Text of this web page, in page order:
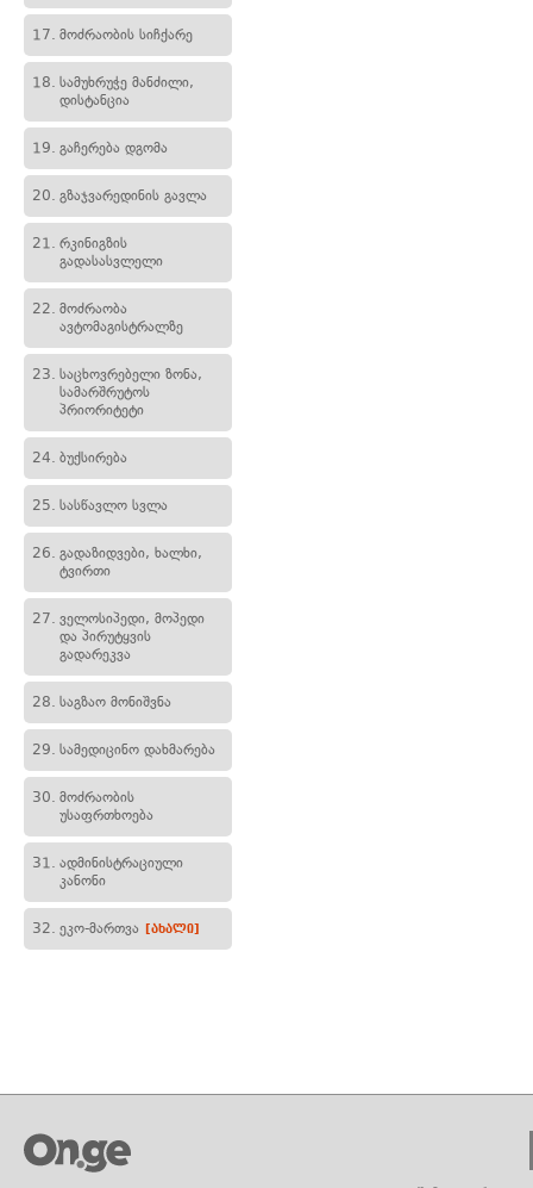
17. მოძრაობის სიჩქარე
18. სამუხრუჭე მანძილი,
დისტანცია
19. გაჩერება დგომა
20. გზაჯვარედინის გავლა
21. რკინიგზის
გადასასვლელი
22. მოძრაობა
ავტომაგისტრალზე
23. საცხოვრებელი ზონა,
სამარშრუტოს
პრიორიტეტი
24. ბუქსირება
25. სასწავლო სვლა
26. გადაზიდვები, ხალხი,
ტვირთი
27. ველოსიპედი, მოპედი
და პირუტყვის
გადარეკვა
28. საგზაო მონიშვნა
29. სამედიცინო დახმარება
30. მოძრაობის
უსაფრთხოება
31. ადმინისტრაციული
კანონი
32. ეკო-მართვა [ახალი]